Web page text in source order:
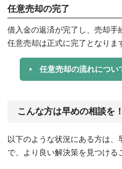
任意売却の完了
借入金の返済が完了し、売却手
任意売却は正式に完了となりま
任意売却の流れについ
こんな方は早めの相談を！
以下のような状況にある方は、
で、より良い解決策を見つける